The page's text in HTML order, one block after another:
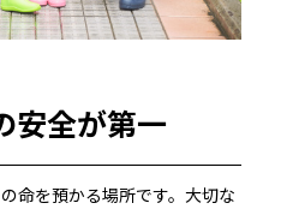
安全が第一
命を預かる場所です。大切な